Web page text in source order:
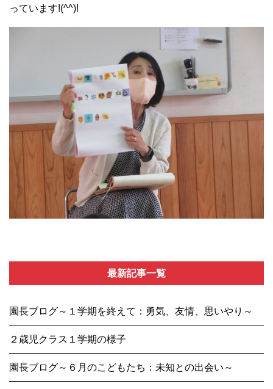
最新記事一覧
園長ブログ～１学期を終えて：勇気、友情、思いやり～
２歳児クラス１学期の様子
園長ブログ～６月のこどもたち：未知との出会い～
っています!(^^)!